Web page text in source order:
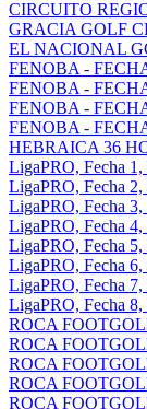
CIRCUITO
GRACIA GOLF
EL NACIONAL
FENOBA -
FENOBA -
FENOBA -
FENOBA -
HEBRAICA 36
LigaPRO, Fecha
LigaPRO, Fecha
LigaPRO, Fecha
LigaPRO, Fecha
LigaPRO, Fecha
LigaPRO, Fecha
LigaPRO, Fecha
LigaPRO, Fecha 8,
ROCA
ROCA
ROCA
ROCA
ROCA